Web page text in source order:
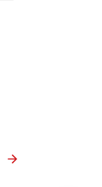
Suivant